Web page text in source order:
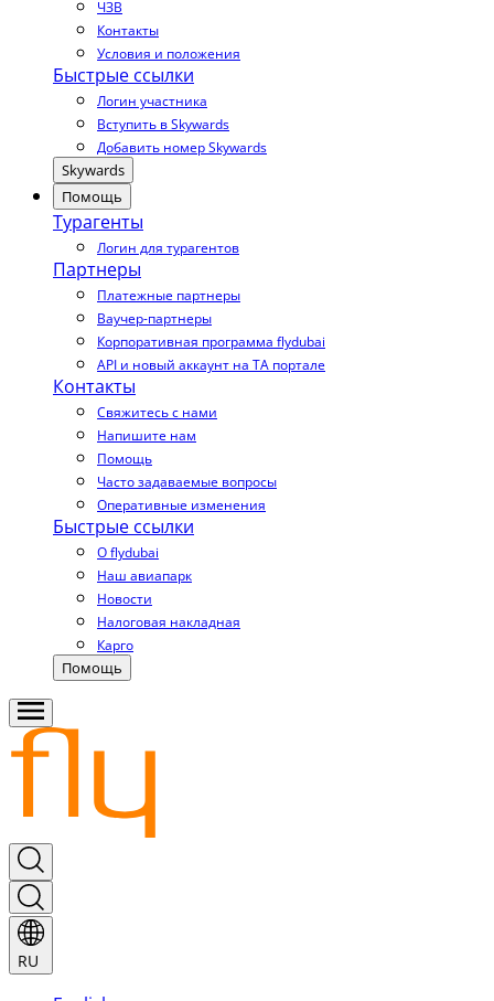
ЧЗВ
Контакты
Условия и положения
Быстрые ссылки
Логин участника
Вступить в Skywards
Добавить номер Skywards
Skywards
Помощь
Турагенты
Логин для турагентов
Партнеры
Платежные партнеры
Ваучер-партнеры
Корпоративная программа flydubai
API и новый аккаунт на TA портале
Контакты
Свяжитесь с нами
Напишите нам
Помощь
Часто задаваемые вопросы
Оперативные изменения
Быстрые ссылки
О flydubai
Наш авиапарк
Новости
Налоговая накладная
Карго
Помощь
RU